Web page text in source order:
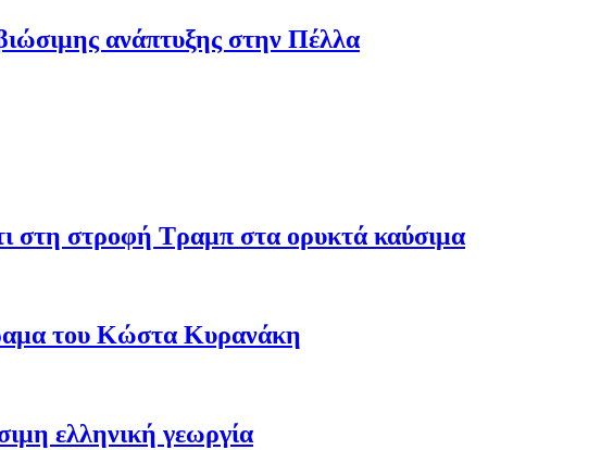
ανάπτυξης στην Πέλλα
στη στροφή Τραμπ στα ορυκτά καύσιμα
του Κώστα Κυρανάκη
ελληνική γεωργία